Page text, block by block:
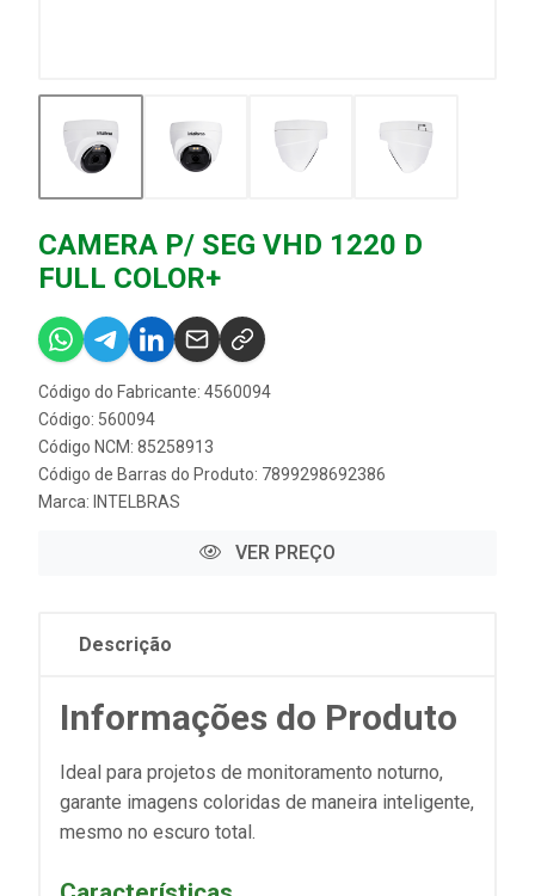
CAMERA P/ SEG VHD 1220 D
FULL COLOR+
Código do Fabricante: 4560094
Código: 560094
Código NCM: 85258913
Código de Barras do Produto: 7899298692386
Marca: INTELBRAS
VER PREÇO
Descrição
Informações do Produto
Ideal para projetos de monitoramento noturno,
garante imagens coloridas de maneira inteligente,
mesmo no escuro total.